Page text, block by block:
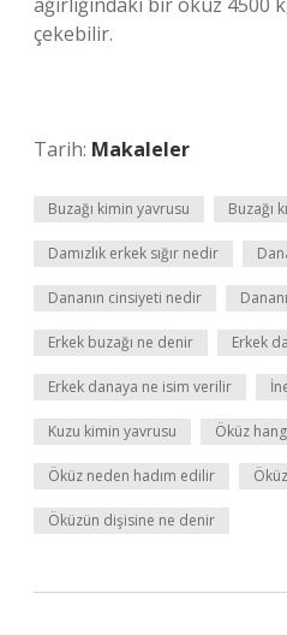
çekebilir.
Tarih: Makaleler
Buzağı kimin yavrusu Buzağı
Damızlık erkek sığır nedir
Dananın cinsiyeti nedir
Erkek buzağı ne denir Erkek
Erkek danaya ne isim verilir
Kuzu kimin yavrusu Öküz
Öküz neden hadım edilir
Öküzün dişisine ne denir